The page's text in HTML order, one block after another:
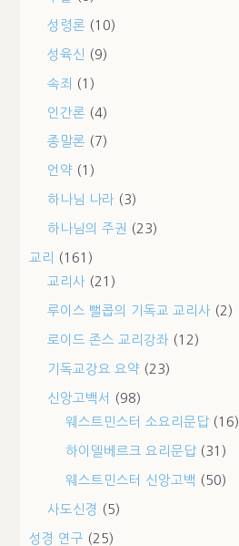
성령론 (10)
성육신 (9)
속죄 (1)
인간론 (4)
종말론 (7)
언약 (1)
하나님 나라 (3)
하나님의 주권 (23)
교리
(161)
교리사 (21)
루이스 뻘콥의 기독교 교리사 (2)
로이드 존스 교리강좌 (12)
기독교강요 요약 (23)
신앙고백서
(98)
웨스트민스터 소요리문답(16)
하이델베르크 요리문답(31)
웨스트민스터 신앙고백 (50)
사도신경 (5)
성경 연구 (25)